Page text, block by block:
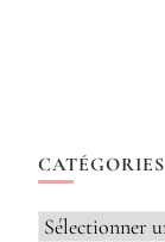
CATÉGORIES
Catégories